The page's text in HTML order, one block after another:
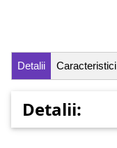
Detalii Caracteristici
Detalii: